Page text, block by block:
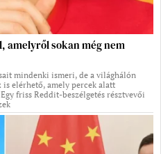
amelyről sokan még nem
mindenki ismeri, de a világhálón
is elérhető, amely percek alatt
friss Reddit-beszélgetés résztvevői